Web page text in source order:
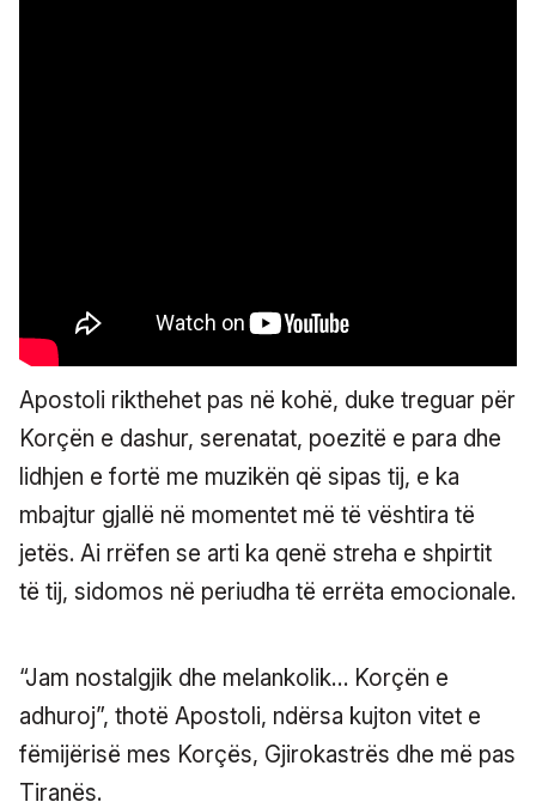
Apostoli rikthehet pas në kohë, duke treguar për
Korçën e dashur, serenatat, poezitë e para dhe
lidhjen e fortë me muzikën që sipas tij, e ka
mbajtur gjallë në momentet më të vështira të
jetës. Ai rrëfen se arti ka qenë streha e shpirtit
të tij, sidomos në periudha të errëta emocionale.
“Jam nostalgjik dhe melankolik… Korçën e
adhuroj”, thotë Apostoli, ndërsa kujton vitet e
fëmijërisë mes Korçës, Gjirokastrës dhe më pas
Tiranës.